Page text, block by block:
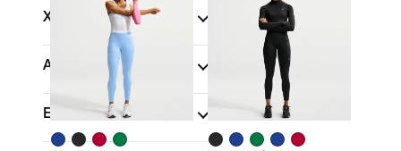
Χρώμα
Αθλήματα (1)
Εφαρμογή